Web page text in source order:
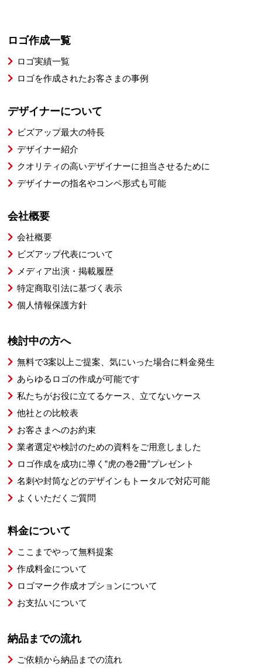
ロゴ作成一覧
ロゴ実績一覧
ロゴを作成されたお客さまの事例
デザイナーについて
ビズアップ最大の特長
デザイナー紹介
クオリティの高いデザイナーに担当させるために
デザイナーの指名やコンペ形式も可能
会社概要
会社概要
ビズアップ代表について
メディア出演・掲載履歴
特定商取引法に基づく表示
個人情報保護方針
検討中の方へ
無料で3案以上ご提案、気にいった場合に料金発生
あらゆるロゴの作成が可能です
私たちがお役に立てるケース、立てないケース
他社との比較表
お客さまへのお約束
業者選定や検討のための資料をご用意しました
ロゴ作成を成功に導く”虎の巻2冊”プレゼント
名刺や封筒などのデザインもトータルで対応可能
よくいただくご質問
料金について
ここまでやって無料提案
作成料金について
ロゴマーク作成オプションについて
お支払いについて
納品までの流れ
ご依頼から納品までの流れ